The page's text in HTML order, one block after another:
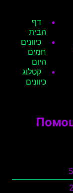
דף
הבית
כיוונים
חמים
היום
קטלוג
כיוונים